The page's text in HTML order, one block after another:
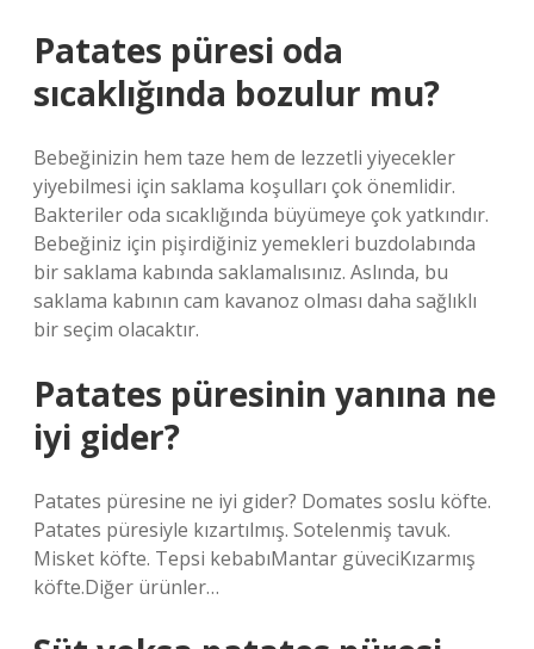
Patates püresi oda
sıcaklığında bozulur mu?
Bebeğinizin hem taze hem de lezzetli yiyecekler
yiyebilmesi için saklama koşulları çok önemlidir.
Bakteriler oda sıcaklığında büyümeye çok yatkındır.
Bebeğiniz için pişirdiğiniz yemekleri buzdolabında
bir saklama kabında saklamalısınız. Aslında, bu
saklama kabının cam kavanoz olması daha sağlıklı
bir seçim olacaktır.
Patates püresinin yanına ne
iyi gider?
Patates püresine ne iyi gider? Domates soslu köfte.
Patates püresiyle kızartılmış. Sotelenmiş tavuk.
Misket köfte. Tepsi kebabıMantar güveciKızarmış
köfte.Diğer ürünler…